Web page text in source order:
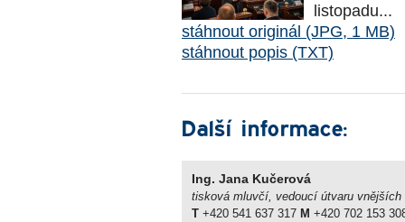
listopadu...
stáhnout originál (JPG, 1 MB)
stáhnout popis (TXT)
Další informace:
Ing. Jana Kučerová
tisková mluvčí, vedoucí útvaru vnějších
T+420 541 637 317 M +420 702 153